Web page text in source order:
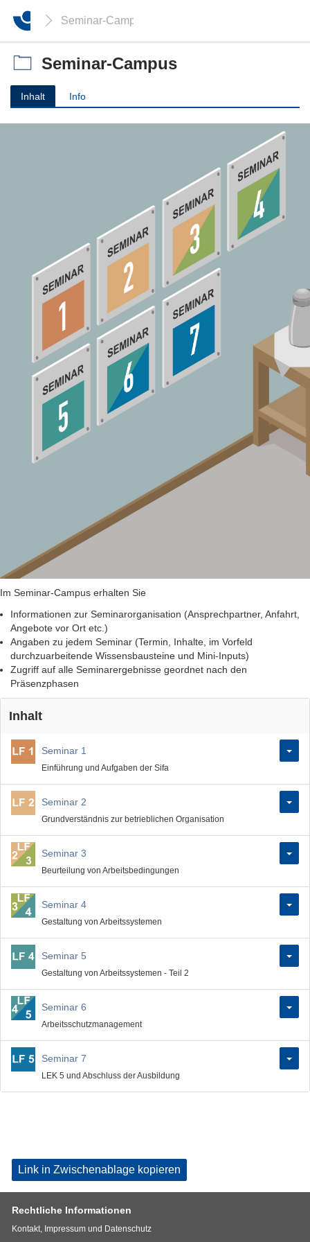
Seminar-Campus
Seminar-Campus
Inhalt Info
Im Seminar-Campus erhalten Sie
Informationen zur Seminarorganisation (Ansprechpartner, Anfahrt,
Angebote vor Ort etc.)
Angaben zu jedem Seminar (Termin, Inhalte, im Vorfeld
durchzuarbeitende Wissensbausteine und Mini-Inputs)
Zugriff auf alle Seminarergebnisse geordnet nach den
Präsenzphasen
Inhalt
Seminar 1
Einführung und Aufgaben der Sifa
Seminar 2
Grundverständnis zur betrieblichen Organisation
Seminar 3
Beurteilung von Arbeitsbedingungen
Seminar 4
Gestaltung von Arbeitssystemen
Seminar 5
Gestaltung von Arbeitssystemen - Teil 2
Seminar 6
Arbeitsschutzmanagement
Seminar 7
LEK 5 und Abschluss der Ausbildung
Link in Zwischenablage kopieren
Rechtliche Informationen
Kontakt, Impressum und Datenschutz